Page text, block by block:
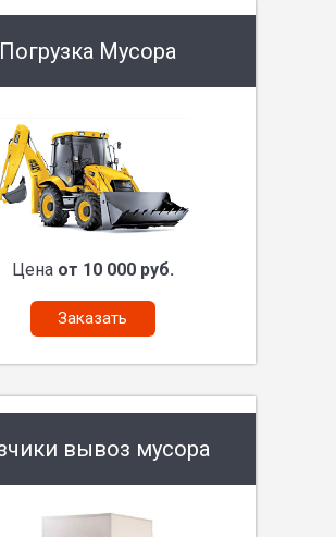
Погрузка Мусора
Цена от 10 000 руб.
Заказать
вывоз мусора